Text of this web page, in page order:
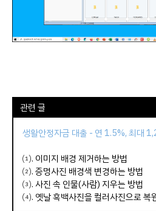
관련 글
생활안정자금 대출 - 연 1.5%, 최대
⑴. 이미지 배경 제거하는 방법
⑵.증명사진 배경색 변경하는 방법
⑶. 사진 속 인물(사람) 지우는 방법
⑷. 옛날 흑백사진을 컬러사진으로 복